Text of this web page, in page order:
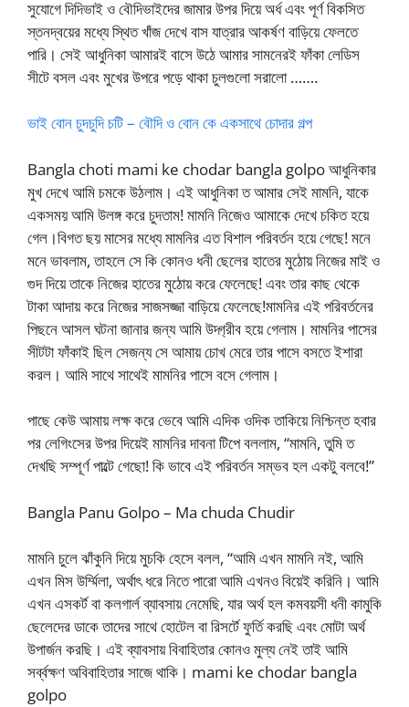
সুযোগে দিদিভাই ও বৌদিভাইদের জামার উপর দিয়ে অর্ধ এবং পূর্ণ বিকসিত
স্তনদ্বয়ের মধ্যে স্থিত খাঁজ দেখে বাস যাত্রার আকর্ষণ বাড়িয়ে ফেলতে
পারি। সেই আধুনিকা আমারই বাসে উঠে আমার সামনেরই ফাঁকা লেডিস
সীটে বসল এবং মুখের উপরে পড়ে থাকা চুলগুলো সরালো …….
ভাই বোন চুদচুদি চটি – বৌদি ও বোন কে একসাথে চোদার গল্প
Bangla choti mami ke chodar bangla golpo আধুনিকার
মুখ দেখে আমি চমকে উঠলাম। এই আধুনিকা ত আমার সেই মামনি, যাকে
একসময় আমি উলঙ্গ করে চুদতাম! মামনি নিজেও আমাকে দেখে চকিত হয়ে
গেল।বিগত ছয় মাসের মধ্যে মামনির এত বিশাল পরিবর্তন হয়ে গেছে! মনে
মনে ভাবলাম, তাহলে সে কি কোনও ধনী ছেলের হাতের মুঠোয় নিজের মাই ও
গুদ দিয়ে তাকে নিজের হাতের মুঠোয় করে ফেলেছে! এবং তার কাছ থেকে
টাকা আদায় করে নিজের সাজসজ্জা বাড়িয়ে ফেলেছে!মামনির এই পরিবর্তনের
পিছনে আসল ঘটনা জানার জন্য আমি উদ্গ্রীব হয়ে গেলাম। মামনির পাসের
সীটটা ফাঁকাই ছিল সেজন্য সে আমায় চোখ মেরে তার পাসে বসতে ইশারা
করল। আমি সাথে সাথেই মামনির পাসে বসে গেলাম।
পাছে কেউ আমায় লক্ষ করে ভেবে আমি এদিক ওদিক তাকিয়ে নিশ্চিন্ত হবার
পর লেগিংসের উপর দিয়েই মামনির দাবনা টিপে বললাম, “মামনি, তুমি ত
দেখছি সম্পূর্ণ পাল্টে গেছো! কি ভাবে এই পরিবর্তন সম্ভব হল একটু বলবে!”
Bangla Panu Golpo – Ma chuda Chudir
মামনি চুলে ঝাঁকুনি দিয়ে মুচকি হেসে বলল, “আমি এখন মামনি নই, আমি
এখন মিস উর্ম্মিলা, অর্থাৎ ধরে নিতে পারো আমি এখনও বিয়েই করিনি। আমি
এখন এসকর্ট বা কলগার্ল ব্যাবসায় নেমেছি, যার অর্থ হল কমবয়সী ধনী কামুকি
ছেলেদের ডাকে তাদের সাথে হোটেল বা রিসর্টে ফুর্তি করছি এবং মোটা অর্থ
উপার্জন করছি। এই ব্যাবসায় বিবাহিতার কোনও মুল্য নেই তাই আমি
সর্ব্বক্ষণ অবিবাহিতার সাজে থাকি। mami ke chodar bangla
golpo